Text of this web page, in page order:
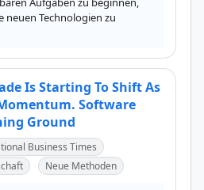
neuen Technologien zu
Is Starting To Shift As
Software
Ground
Business Times
Neue Methoden